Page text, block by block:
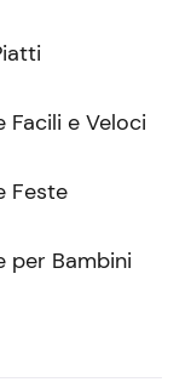
Facili e Veloci
Feste
per Bambini